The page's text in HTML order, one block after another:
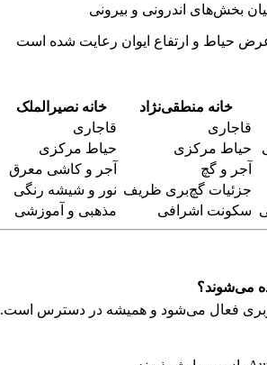
بخش‌های اندرونی و بیرونی
حیاط و ارتفاع ایوان رعایت شده است
خانه منطقی‌نژاد
خانه نصیرالملک
قاجاری
قاجاری
حیاط مرکزی
حیاط مرکزی
آجر و گچ
آجر و کاشی معرق
جزئیات گچ‌بری ظریف نور و شیشه رنگی
سکونت اشرافی مذهبی و آموزشی
می‌شوند؟
فعال می‌شود و همیشه در دسترس است.